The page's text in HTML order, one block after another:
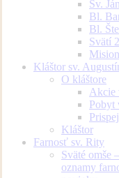
Sv.
Bl.
Bl.
Svätí
Kláštor sv.
O kláštore
Akcie
Pobyt
Kláštor
Farnosť sv. Rity
Sväté omše
oznamy